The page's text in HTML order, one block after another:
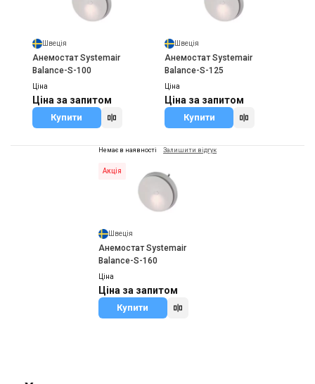
Швеція
Анемостат Systemair
Balance-S-100
Ціна
Ціна за запитом
Купити
Швеція
Анемостат Systemair
Balance-S-125
Ціна
Ціна за запитом
Купити
Немає в наявності Залишити відгук
Акція
Швеція
Анемостат Systemair
Balance-S-160
Ціна
Ціна за запитом
Купити